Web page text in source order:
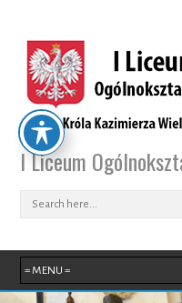
I Liceum